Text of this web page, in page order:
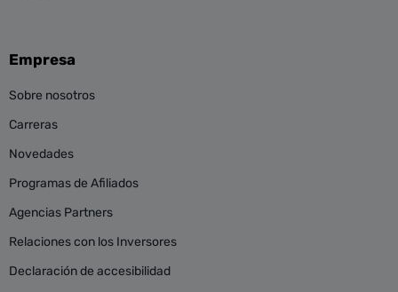
Empresa
Sobre nosotros
Carreras
Novedades
Programas de Afiliados
Agencias Partners
Relaciones con los Inversores
Declaración de accesibilidad